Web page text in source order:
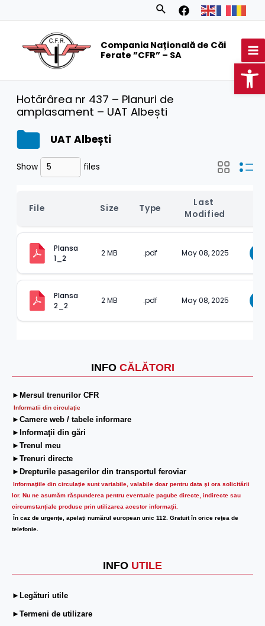
Search
Compania Națională de Căi
Ferate ”CFR” – SA
INFO CĂLĂTORI
►Mersul trenurilor CFR
Informatii din circulaţie
►Camere web / tabele informare
►Informaţii din gări
►Trenul meu
►Trenuri directe
►Drepturile pasagerilor din transportul feroviar
Informaţiile din circulaţie sunt variabile, valabile doar pentru data şi ora solicitării
lor. Nu ne asumăm răspunderea pentru eventuale pagube directe, indirecte sau
circumstanțiale produse prin utilizarea acestor informații.
În caz de urgenţe, apelaţi numărul european unic 112. Gratuit în orice reţea de
telefonie.
INFO UTILE
►Legături utile
►Termeni de utilizare
Hotărârea nr 437 – Planuri de
amplasament – UAT Albești
UAT Albești
Show files
File Size Type
Last
Modified
Plansa
1_2
2 MB .pdf May 08, 2025
Plansa
2_2
2 MB .pdf May 08, 2025